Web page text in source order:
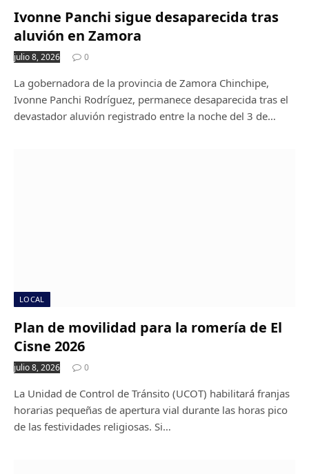
Ivonne Panchi sigue desaparecida tras
aluvión en Zamora
julio 8, 2026 0
La gobernadora de la provincia de Zamora Chinchipe,
Ivonne Panchi Rodríguez, permanece desaparecida tras el
devastador aluvión registrado entre la noche del 3 de…
LOCAL
Plan de movilidad para la romería de El
Cisne 2026
julio 8, 2026 0
La Unidad de Control de Tránsito (UCOT) habilitará franjas
horarias pequeñas de apertura vial durante las horas pico
de las festividades religiosas. Si…